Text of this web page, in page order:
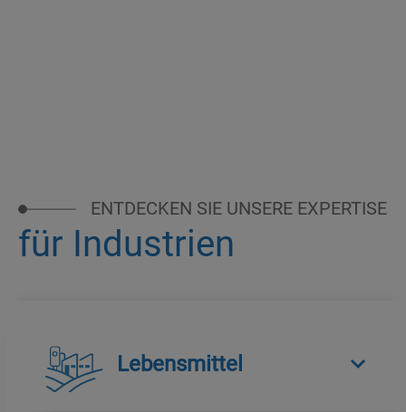
ENTDECKEN SIE UNSERE EXPERTISE
für Industrien
Lebensmittel